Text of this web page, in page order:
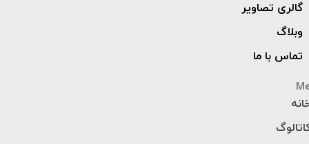
گالری تصاویر
وبلاگ
تماس با ما